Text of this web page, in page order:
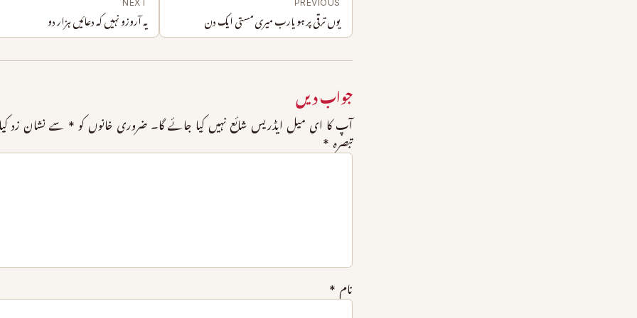
PREVIOUS
یوں ترقی پر ہو یارب میری مستی ایک دن
NEXT
یہ آروزو نہیں کہ دعائیں ہزار دو
جواب دیں
آپ کا ای میل ایڈریس شائع نہیں کیا جائے گا۔ ضروری خانوں کو * سے نشان زد
تبصرہ *
نام *